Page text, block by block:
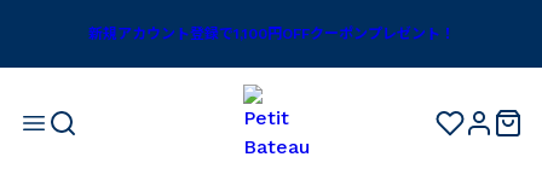
新規アカウント登録で1,100円OFFクーポンプレゼント！